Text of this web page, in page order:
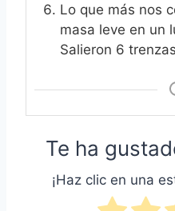
Lo que más nos
masa leve en un
Salieron 6
Te ha
¡Haz clic en una